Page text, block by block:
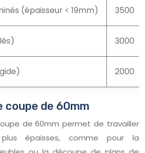
(épaisseur < 19mm) 3500
3000
2000
coupe de 60mm
de 60mm permet de travailler
épaisses, comme pour la